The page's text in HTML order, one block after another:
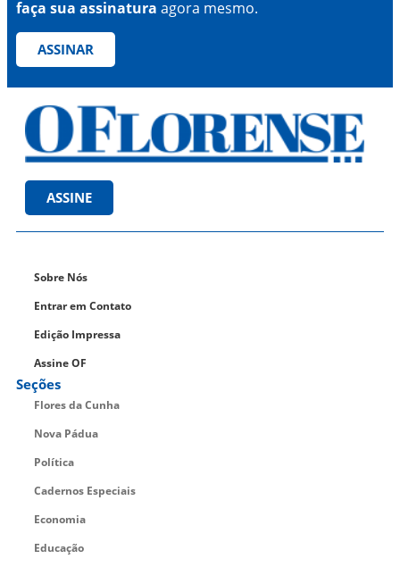
faça sua assinatura agora mesmo.
ASSINAR
ASSINE
Sobre Nós
Entrar em Contato
Edição Impressa
Assine OF
Seções
Flores da Cunha
Nova Pádua
Política
Cadernos Especiais
Economia
Educação